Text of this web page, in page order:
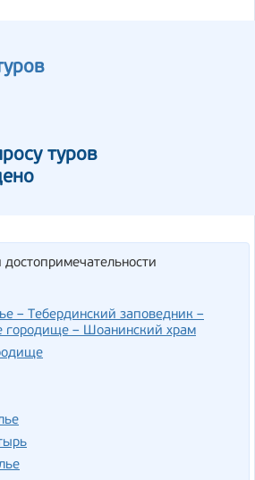
туров
достопримечательности
– Тебердинский заповедник –
городище – Шоанинский храм